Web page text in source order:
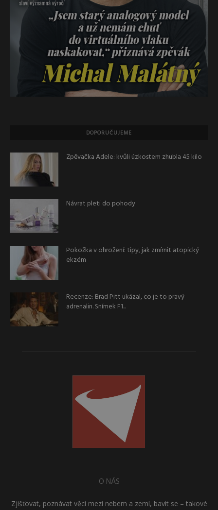
DOPORUČUJEME
Zpěvačka Adele: kvůli úzkostem zhubla 45 kilo
Návrat pleti do pohody
Pokožka v ohrožení: tipy, jak zmírnit atopický
ekzém
Recenze: Brad Pitt ukázal, co je to pravý
adrenalin. Snímek F1...
O NÁS
Zjišťovat, poznávat věci mezi nebem a zemí, bavit se – takové